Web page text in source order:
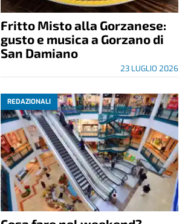
Fritto Misto alla Gorzanese:
gusto e musica a Gorzano di
San Damiano
23 LUGLIO 2026
REDAZIONALI